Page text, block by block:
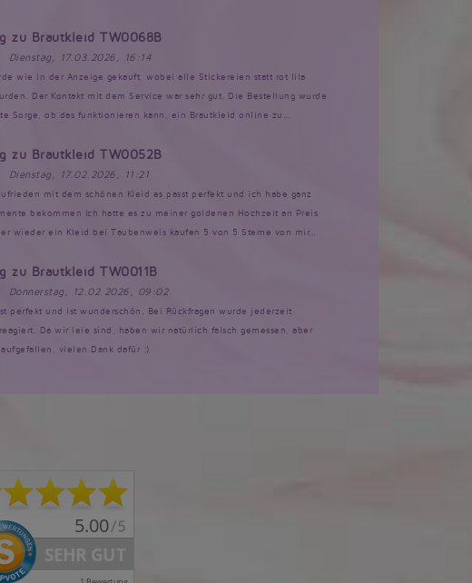
zu Brautkleid TW0068B
Dienstag, 17.03.2026, 16:14
wie in der Anzeige gekauft, wobei alle Stickereien statt rot lila
Der Kontakt mit dem Service war sehr gut. Die Bestellung wurde
Sorge, ob das funktionieren kann, ein Brautkleid online zu...
zu Brautkleid TW0052B
Dienstag, 17.02.2026, 11:21
mit dem schönen Kleid es passt perfekt und ich habe ganz
bekommen Ich hatte es zu meiner goldenen Hochzeit an Preis
wieder ein Kleid bei Taubenweis kaufen 5 von 5 Sterne von mir...
zu Brautkleid TW0011B
Donnerstag, 12.02.2026, 09:02
perfekt und ist wunderschön. Bei Rückfragen wurde jederzeit
Da wir leie sind, haben wir natürlich falsch gemessen, aber
vielen Dank dafür :)